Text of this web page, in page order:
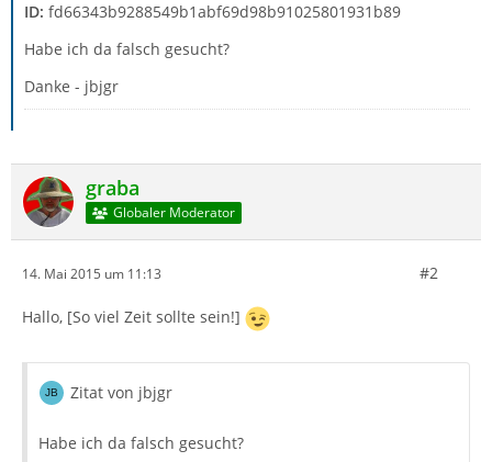
ID: fd66343b9288549b1abf69d98b91025801931b89
Habe ich da falsch gesucht?
Danke - jbjgr
graba
Globaler Moderator
14. Mai 2015 um 11:13 #2
Hallo, [So viel Zeit sollte sein!]
Zitat von jbjgr
Habe ich da falsch gesucht?